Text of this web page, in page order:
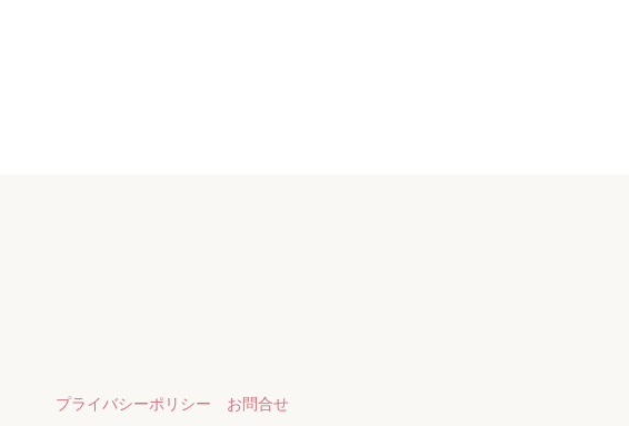
プライバシーポリシー お問合せ